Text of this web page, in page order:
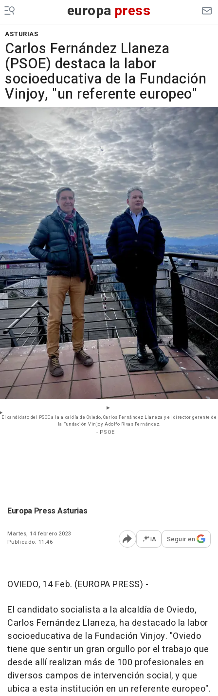
europa press
ASTURIAS
Carlos Fernández Llaneza
(PSOE) destaca la labor
socioeducativa de la Fundación
Vinjoy, "un referente europeo"
El candidato del PSOE a la alcaldía de Oviedo, Carlos Fernández Llaneza y el director gerente de
la Fundación Vinjoy, Adolfo Rivas Fernández.
- PSOE
Europa Press Asturias
Martes, 14 febrero 2023
Publicado: 11:46
Abrir opciones para
IA Seguir en
OVIEDO, 14 Feb. (EUROPA PRESS) -
El candidato socialista a la alcaldía de Oviedo,
Carlos Fernández Llaneza, ha destacado la labor
socioeducativa de la Fundación Vinjoy. "Oviedo
tiene que sentir un gran orgullo por el trabajo que
desde allí realizan más de 100 profesionales en
diversos campos de intervención social, y que
ubica a esta institución en un referente europeo".